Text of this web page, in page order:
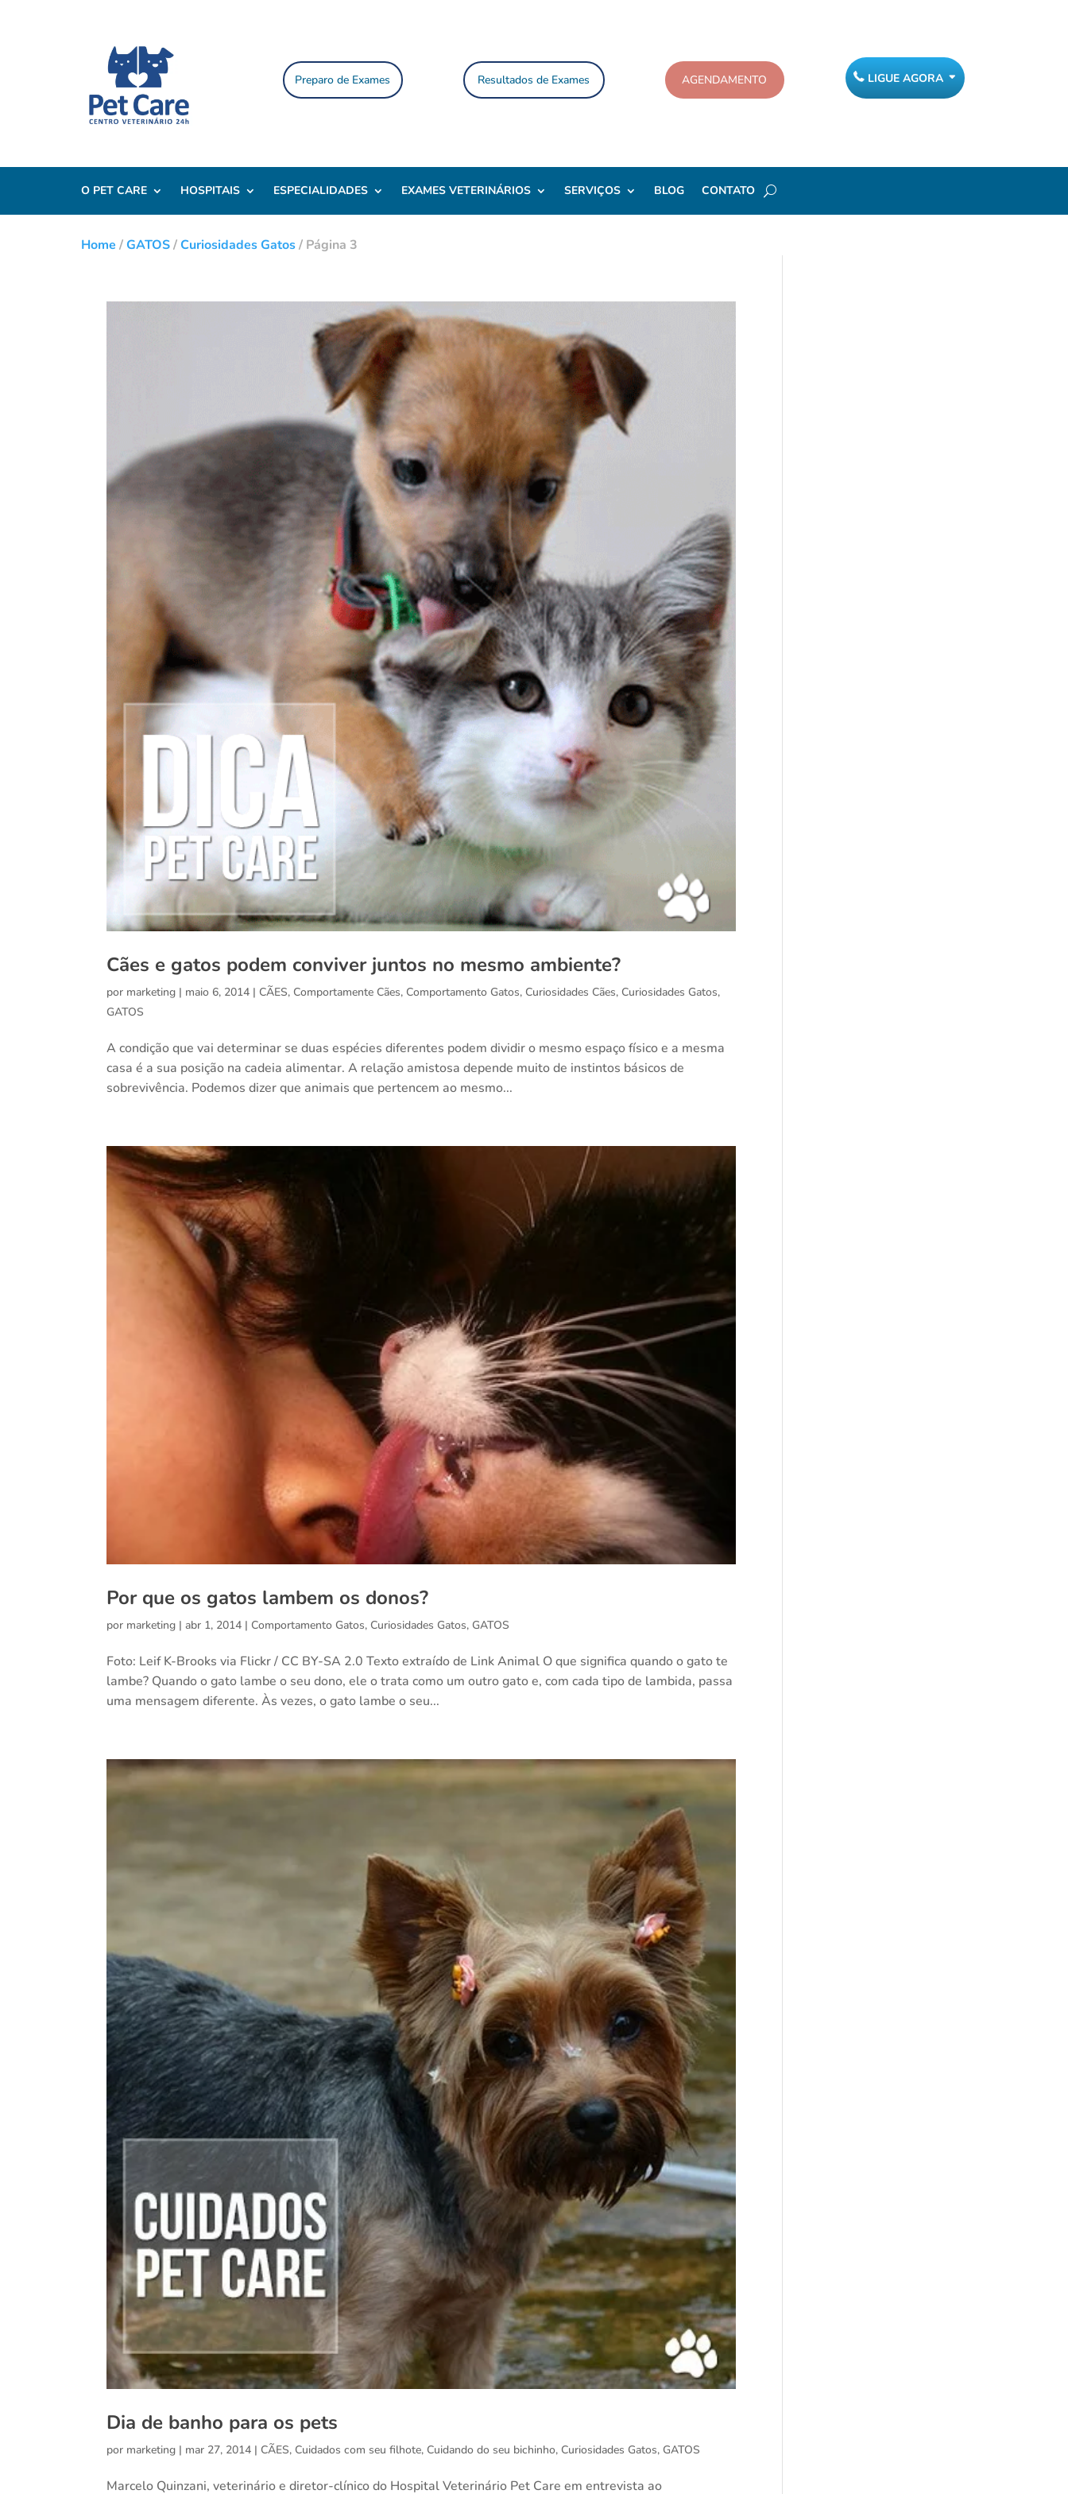
Preparo de Exames Resultados de Exames AGENDAMENTO LIGUE AGORA
O PET CARE HOSPITAIS ESPECIALIDADES EXAMES VETERINÁRIOS SERVIÇOS BLOG CONTATO
Home /GATOS/Curiosidades Gatos/ Página 3
Cães e gatos podem conviver juntos no mesmo ambiente?
por marketing | maio 6, 2014 | CÃES, Comportamente Cães, Comportamento Gatos, Curiosidades Cães, Curiosidades Gatos,
GATOS
A condição que vai determinar se duas espécies diferentes podem dividir o mesmo espaço físico e a mesma
casa é a sua posição na cadeia alimentar. A relação amistosa depende muito de instintos básicos de
sobrevivência. Podemos dizer que animais que pertencem ao mesmo...
Por que os gatos lambem os donos?
por marketing |abr 1, 2014 | Comportamento Gatos, Curiosidades Gatos, GATOS
Foto: Leif K-Brooks via Flickr / CC BY-SA 2.0 Texto extraído de Link Animal O que significa quando o gato te
lambe? Quando o gato lambe o seu dono, ele o trata como um outro gato e, com cada tipo de lambida, passa
uma mensagem diferente. Às vezes, o gato lambe o seu...
Dia de banho para os pets
por marketing | mar 27, 2014 | CÃES, Cuidados com seu filhote, Cuidando do seu bichinho, Curiosidades Gatos, GATOS
Marcelo Quinzani, veterinário e diretor-clínico do Hospital Veterinário Pet Care em entrevista ao